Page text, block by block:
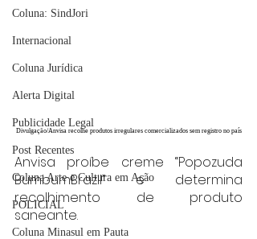
Coluna: SindJori
Internacional
Coluna Jurídica
Alerta Digital
Publicidade Legal
Post Recentes
Coluna Arte e Cultura em Ação
POLICIAL
Coluna Minasul em Pauta
Divulgação/Anvisa recolhe produtos irregulares comercializados sem registro no país
Anvisa proíbe creme “Popozuda
BumbumBrazil” e determina
recolhimento de produto
saneante.